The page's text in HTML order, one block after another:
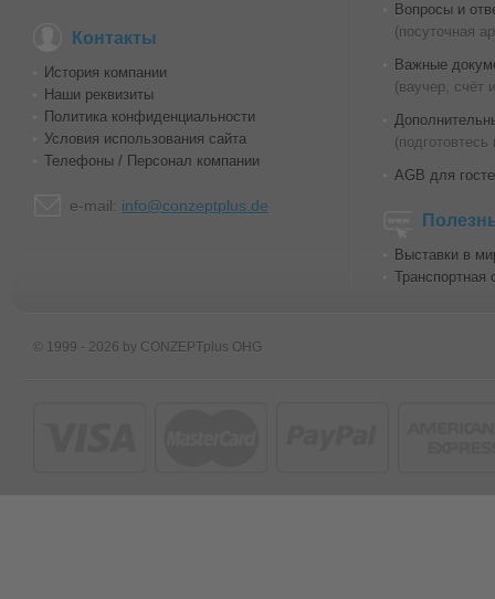
Контакты
История компании
Наши реквизиты
Политика конфиденциальности
Условия использования сайта
Телефоны / Персонал компании
e-mail: info@conzeptplus.de
Вопросы и
(посуточная
Важные
(ваучер, счёт
(подготовтесь
AGB для
Выставки в
Транспортная
© 1999 - 2026 by CONZEPTplus OHG